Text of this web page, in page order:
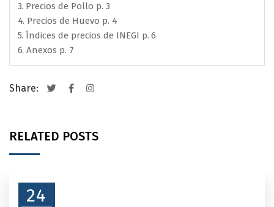
3. Precios de Pollo p. 3
4. Precios de Huevo p. 4
5. Índices de precios de INEGI p. 6
6. Anexos p. 7
Share:
RELATED POSTS
24